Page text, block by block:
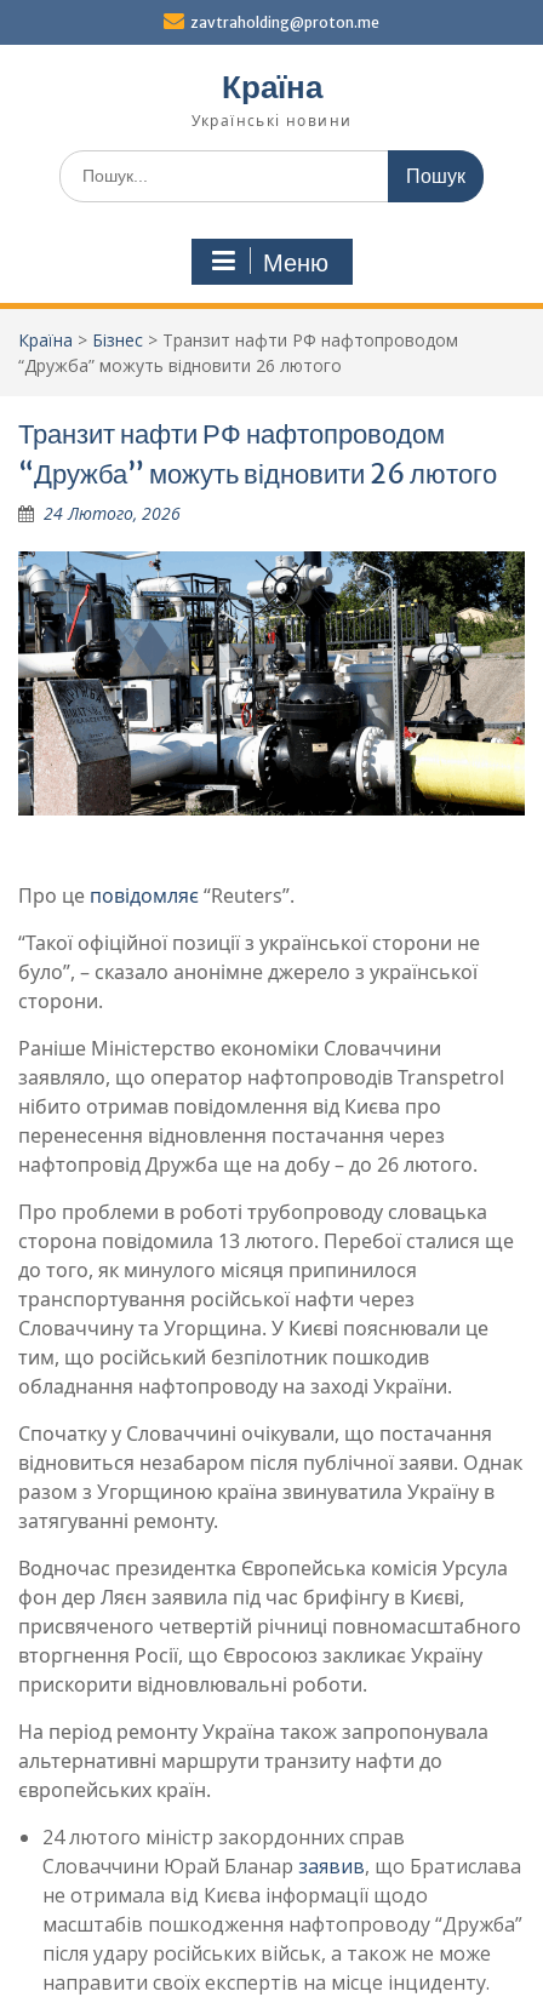
zavtraholding@proton.me
Країна
Українські новини
Шукати:
Меню
Країна > Бізнес > Транзит нафти РФ нафтопроводом
“Дружба” можуть відновити 26 лютого
Транзит нафти РФ нафтопроводом
“Дружба” можуть відновити 26 лютого
24 Лютого, 2026
Про це повідомляє“Reuters”.
“Такої офіційної позиції з української сторони не
було”, – сказало анонімне джерело з української
сторони.
Раніше Міністерство економіки Словаччини
заявляло, що оператор нафтопроводів Transpetrol
нібито отримав повідомлення від Києва про
перенесення відновлення постачання через
нафтопровід Дружба ще на добу – до 26 лютого.
Про проблеми в роботі трубопроводу словацька
сторона повідомила 13 лютого. Перебої сталися ще
до того, як минулого місяця припинилося
транспортування російської нафти через
Словаччину та Угорщина. У Києві пояснювали це
тим, що російський безпілотник пошкодив
обладнання нафтопроводу на заході України.
Спочатку у Словаччині очікували, що постачання
відновиться незабаром після публічної заяви. Однак
разом з Угорщиною країна звинуватила Україну в
затягуванні ремонту.
Водночас президентка Європейська комісія Урсула
фон дер Ляєн заявила під час брифінгу в Києві,
присвяченого четвертій річниці повномасштабного
вторгнення Росії, що Євросоюз закликає Україну
прискорити відновлювальні роботи.
На період ремонту Україна також запропонувала
альтернативні маршрути транзиту нафти до
європейських країн.
24 лютого міністр закордонних справ
Словаччини Юрай Бланар заявив, що Братислава
не отримала від Києва інформації щодо
масштабів пошкодження нафтопроводу “Дружба”
після удару російських військ, а також не може
направити своїх експертів на місце інциденту.